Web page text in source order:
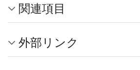
関連項目
外部リンク